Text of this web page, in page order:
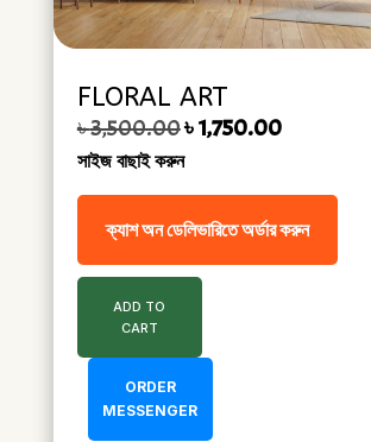
FLORAL ART
৳3,500.00Original price was: ৳ 3,500.00.
৳1,750.00Current price is: ৳ 1,750.00.
সাইজ বাছাই করুন
ক্যাশ অন ডেলিভারিতে অর্ডার করুন
ADD TO
CART
ORDER
MESSENGER